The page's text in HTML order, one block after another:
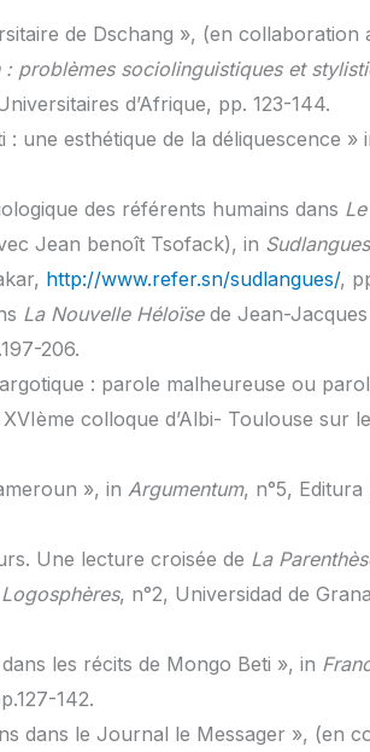
de Dschang », (en collaboration
problèmes sociolinguistiques et
d’Afrique, pp. 123-144.
une esthétique de la déliquescence »
des référents humains dans
Jean benoît Tsofack), in
http://www.refer.sn/sudlangues/,
La Nouvelle Héloïsede Jean-Jacques
206.
: parole malheureuse ou
colloque d’Albi- Toulouse sur
», in Argumentum, n°5, Editura
Une lecture croisée de La
Logosphères, n°2, Universidad de
les récits de Mongo Beti », in
142.
dans le Journal le Messager », (en